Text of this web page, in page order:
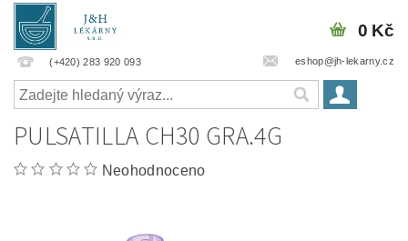
(+420) 283 920 093 eshop@jh-lekarny.cz
0 Kč
PULSATILLA CH30 GRA.4G
Neohodnoceno